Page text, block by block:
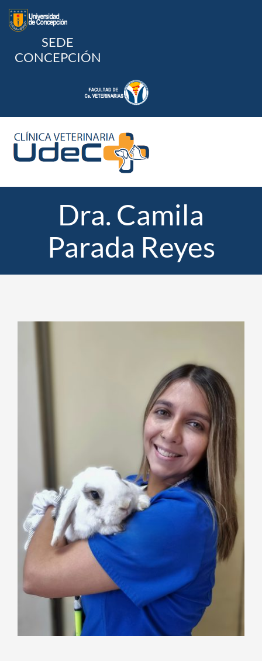
Skip
SEDE
CONCEPCIÓN
Quienes Somos
Servicios
Dra. Camila
Parada Reyes